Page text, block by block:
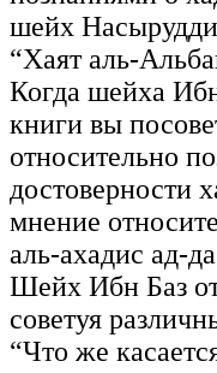
шейх
“Хаят аль-
Когда шейха
книги вы
относительно
достоверности
мнение
аль-ахадис ад-
Шейх Ибн Баз
советуя
“Что же